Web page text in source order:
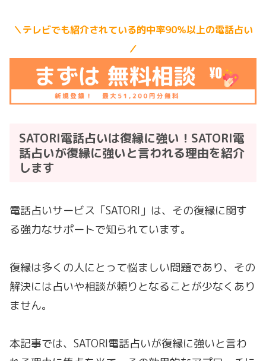
＼テレビでも紹介されている的中率90％以上の電話占い
／
SATORI電話占いは復縁に強い！SATORI電
話占いが復縁に強いと言われる理由を紹介
します
電話占いサービス「SATORI」は、その復縁に関す
る強力なサポートで知られています。
復縁は多くの人にとって悩ましい問題であり、その
解決には占いや相談が頼りとなることが少なくあり
ません。
本記事では、SATORI電話占いが復縁に強いと言わ